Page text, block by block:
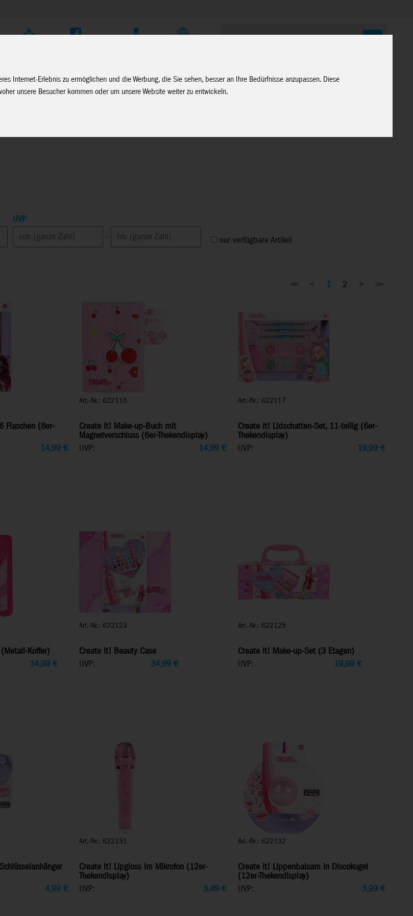
Internet-Erlebnis zu ermöglichen und die Werbung, die Sie sehen, besser an Ihre Bedürfnisse anzupassen. Diese
unsere Besucher kommen oder um unsere Website weiter zu entwickeln.
UVP
-
nur verfügbare Artikel
Flaschen (8er-
14,99€
Art.-Nr.: 622115
Create it! Make-up-Buch mit
Magnetverschluss (6er-Thekendisplay)
UVP:
14,99 €
Art.-Nr.: 622117
Create it! Lidschatten-Set, 11-teilig (6er-
Thekendisplay)
UVP:
19,99€
Koffer)
34,99€
Art.-Nr.: 622123
Create it! Beauty Case
UVP:
34,99 €
Art.-Nr.: 622125
Create it! Make-up-Set (3 Etagen)
UVP:
19,99€
4,99€
Art.-Nr.: 622131
Create it! Lipgloss im Mikrofon (12er-
Thekendisplay)
UVP:
3,49 €
Art.-Nr.: 622132
Create it! Lippenbalsam in Discokugel
(12er-Thekendisplay)
UVP:
3,99€
<< < 1 2 > >>